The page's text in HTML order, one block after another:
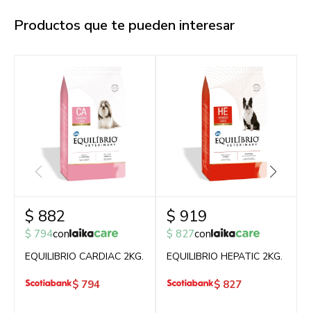
Productos que te pueden interesar
$ 882
$ 794con
EQUILIBRIO CARDIAC 2KG.
$ 794
$ 919
$ 827con
EQUILIBRIO HEPATIC 2KG.
$ 827